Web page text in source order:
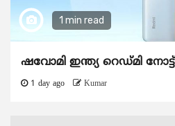
1 min read
ഷവോമി ഇന്ത്യ റെഡ്മി നോട്ട്
1 day ago Kumar